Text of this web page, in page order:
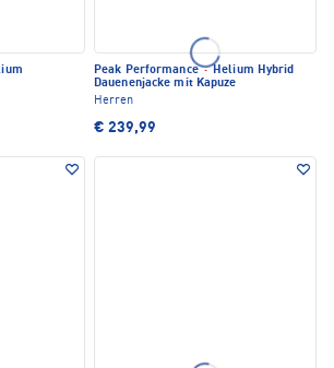
Peak Performance·Helium Hybrid
Dauenenjacke mit Kapuze
Herren
€ 239,99